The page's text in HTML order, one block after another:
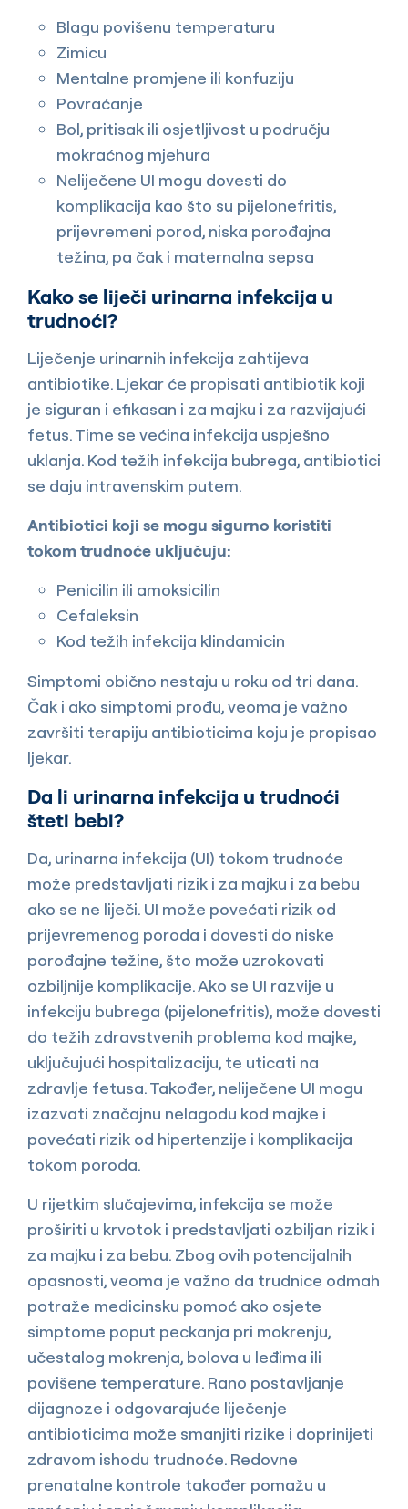
Blagu povišenu temperaturu
Zimicu
Mentalne promjene ili konfuziju
Povraćanje
Bol, pritisak ili osjetljivost u području
mokraćnog mjehura
Neliječene UI mogu dovesti do
komplikacija kao što su pijelonefritis,
prijevremeni porod, niska porođajna
težina, pa čak i maternalna sepsa
Kako se liječi urinarna infekcija u
trudnoći?
Liječenje urinarnih infekcija zahtijeva
antibiotike. Ljekar će propisati antibiotik koji
je siguran i efikasan i za majku i za razvijajući
fetus. Time se većina infekcija uspješno
uklanja. Kod težih infekcija bubrega, antibiotici
se daju intravenskim putem.
Antibiotici koji se mogu sigurno koristiti
tokom trudnoće uključuju:
Penicilin ili amoksicilin
Cefaleksin
Kod težih infekcija klindamicin
Simptomi obično nestaju u roku od tri dana.
Čak i ako simptomi prođu, veoma je važno
završiti terapiju antibioticima koju je propisao
ljekar.
Da li urinarna infekcija u trudnoći
šteti bebi?
Da, urinarna infekcija (UI) tokom trudnoće
može predstavljati rizik i za majku i za bebu
ako se ne liječi. UI može povećati rizik od
prijevremenog poroda i dovesti do niske
porođajne težine, što može uzrokovati
ozbiljnije komplikacije. Ako se UI razvije u
infekciju bubrega (pijelonefritis), može dovesti
do težih zdravstvenih problema kod majke,
uključujući hospitalizaciju, te uticati na
zdravlje fetusa. Također, neliječene UI mogu
izazvati značajnu nelagodu kod majke i
povećati rizik od hipertenzije i komplikacija
tokom poroda.
U rijetkim slučajevima, infekcija se može
proširiti u krvotok i predstavljati ozbiljan rizik i
za majku i za bebu. Zbog ovih potencijalnih
opasnosti, veoma je važno da trudnice odmah
potraže medicinsku pomoć ako osjete
simptome poput peckanja pri mokrenju,
učestalog mokrenja, bolova u leđima ili
povišene temperature. Rano postavljanje
dijagnoze i odgovarajuće liječenje
antibioticima može smanjiti rizike i doprinijeti
zdravom ishodu trudnoće. Redovne
prenatalne kontrole također pomažu u